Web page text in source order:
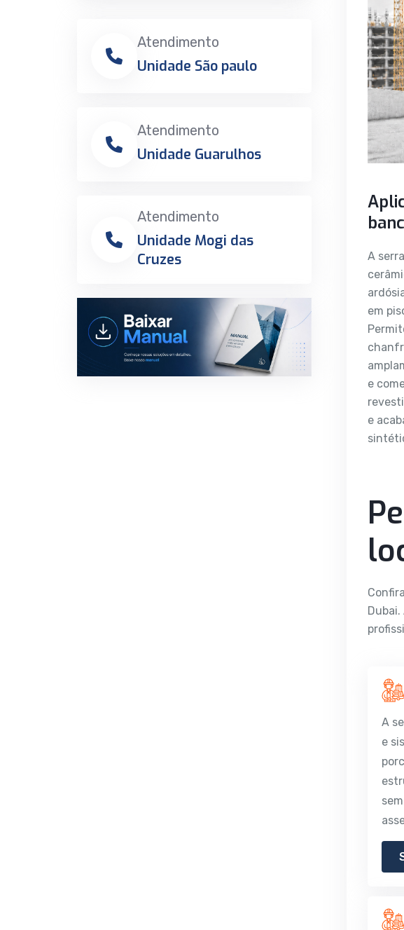
Atendimento
Unidade São paulo
Atendimento
Unidade Guarulhos
Atendimento
Unidade Mogi das
Cruzes
A
em
e
e
A
e